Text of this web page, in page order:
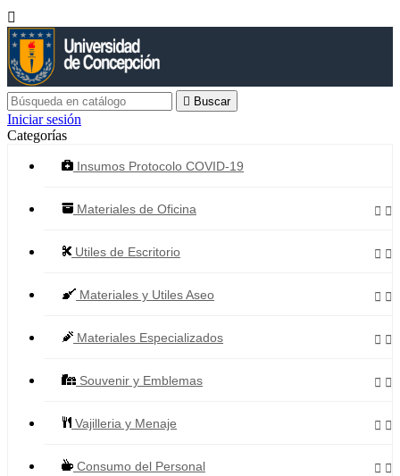

 Buscar
Iniciar sesión
Categorías
Insumos Protocolo COVID-19
Materiales de Oficina  
Utiles de Escritorio  
Materiales y Utiles Aseo  
Materiales Especializados  
Souvenir y Emblemas  
Vajilleria y Menaje  
Consumo del Personal  